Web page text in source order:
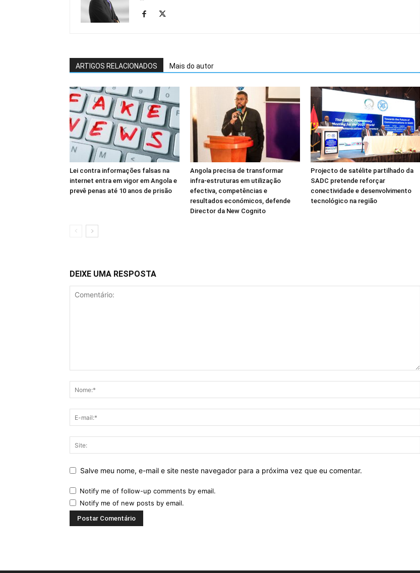
ARTIGOS RELACIONADOS Mais do autor
Lei contra informações falsas na
internet entra em vigor em Angola e
prevê penas até 10 anos de prisão
Angola precisa de transformar
infra-estruturas em utilização
efectiva, competências e
resultados económicos, defende
Director da New Cognito
Projecto de satélite partilhado da
SADC pretende reforçar
conectividade e desenvolvimento
tecnológico na região
DEIXE UMA RESPOSTA
Salve meu nome, e-mail e site neste navegador para a próxima vez que eu comentar.
Notify me of follow-up comments by email.
Notify me of new posts by email.